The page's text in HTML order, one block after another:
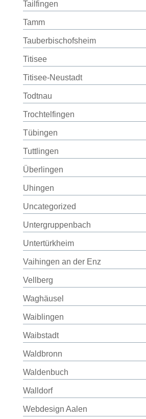
Tailfingen
Tamm
Tauberbischofsheim
Titisee
Titisee-Neustadt
Todtnau
Trochtelfingen
Tübingen
Tuttlingen
Überlingen
Uhingen
Uncategorized
Untergruppenbach
Untertürkheim
Vaihingen an der Enz
Vellberg
Waghäusel
Waiblingen
Waibstadt
Waldbronn
Waldenbuch
Walldorf
Webdesign Aalen